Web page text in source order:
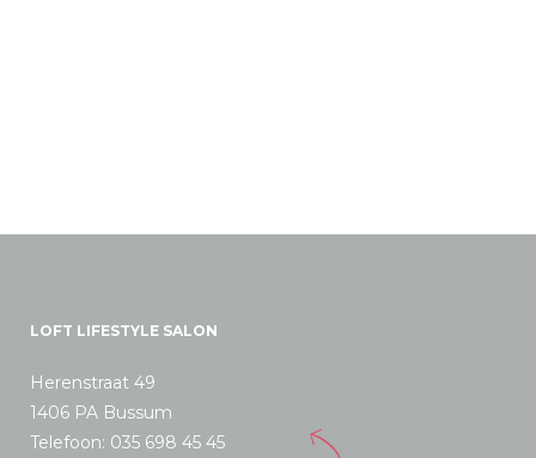
LOFT LIFESTYLE SALON
Herenstraat 49
1406 PA Bussum
Telefoon: 035 698 45 45